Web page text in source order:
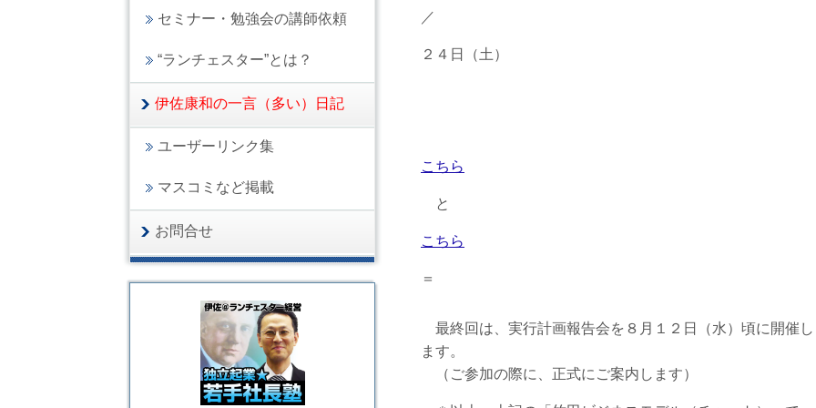
／
２４日（土）
こちら
と
こちら
＝
最終回は、実行計画報告会を８月１２日（水）頃に開催し
ます。
（ご参加の際に、正式にご案内します）
セミナー・勉強会の講師依頼
“ランチェスター”とは？
伊佐康和の一言（多い）日記
ユーザーリンク集
マスコミなど掲載
お問合せ